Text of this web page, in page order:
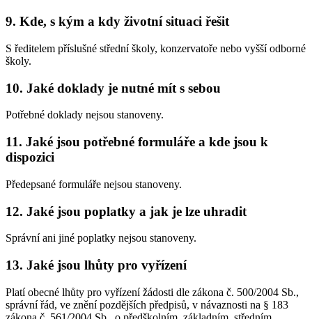
9. Kde, s kým a kdy životní situaci řešit
S ředitelem příslušné střední školy, konzervatoře nebo vyšší odborné
školy.
10. Jaké doklady je nutné mít s sebou
Potřebné doklady nejsou stanoveny.
11. Jaké jsou potřebné formuláře a kde jsou k
dispozici
Předepsané formuláře nejsou stanoveny.
12. Jaké jsou poplatky a jak je lze uhradit
Správní ani jiné poplatky nejsou stanoveny.
13. Jaké jsou lhůty pro vyřízení
Platí obecné lhůty pro vyřízení žádosti dle zákona č. 500/2004 Sb.,
správní řád, ve znění pozdějších předpisů, v návaznosti na § 183